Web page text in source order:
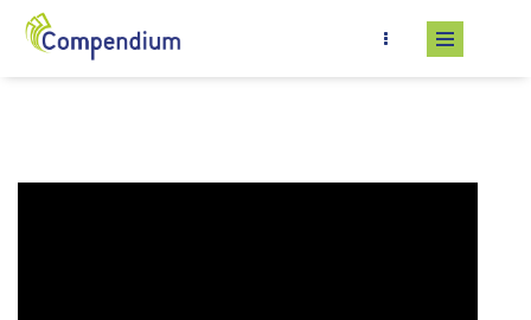
Salta al contenuto principale